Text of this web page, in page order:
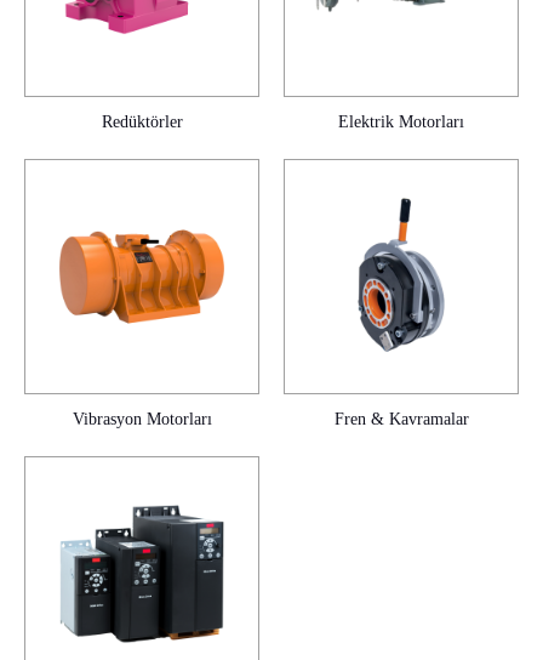
Redüktörler Elektrik Motorları
Vibrasyon Motorları Fren & Kavramalar